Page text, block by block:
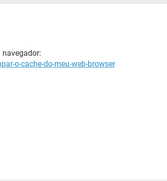
navegador:
o-cache-do-meu-web-browser